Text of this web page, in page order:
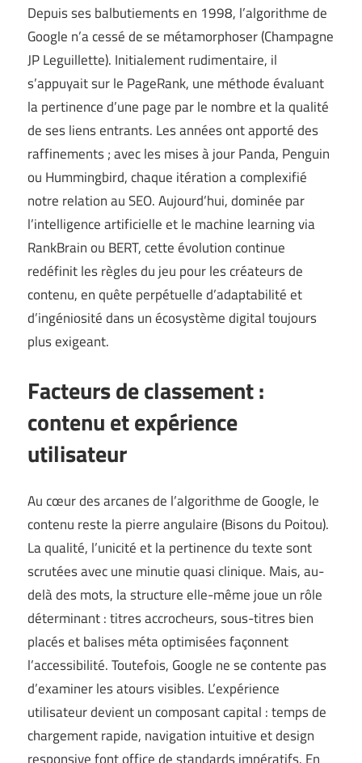
Depuis ses balbutiements en 1998, l’algorithme de
Google n’a cessé de se métamorphoser (Champagne
JP Leguillette). Initialement rudimentaire, il
s’appuyait sur le PageRank, une méthode évaluant
la pertinence d’une page par le nombre et la qualité
de ses liens entrants. Les années ont apporté des
raffinements ; avec les mises à jour Panda, Penguin
ou Hummingbird, chaque itération a complexifié
notre relation au SEO. Aujourd’hui, dominée par
l’intelligence artificielle et le machine learning via
RankBrain ou BERT, cette évolution continue
redéfinit les règles du jeu pour les créateurs de
contenu, en quête perpétuelle d’adaptabilité et
d’ingéniosité dans un écosystème digital toujours
plus exigeant.
Facteurs de classement :
contenu et expérience
utilisateur
Au cœur des arcanes de l’algorithme de Google, le
contenu reste la pierre angulaire (Bisons du Poitou).
La qualité, l’unicité et la pertinence du texte sont
scrutées avec une minutie quasi clinique. Mais, au-
delà des mots, la structure elle-même joue un rôle
déterminant : titres accrocheurs, sous-titres bien
placés et balises méta optimisées façonnent
l’accessibilité. Toutefois, Google ne se contente pas
d’examiner les atours visibles. L’expérience
utilisateur devient un composant capital : temps de
chargement rapide, navigation intuitive et design